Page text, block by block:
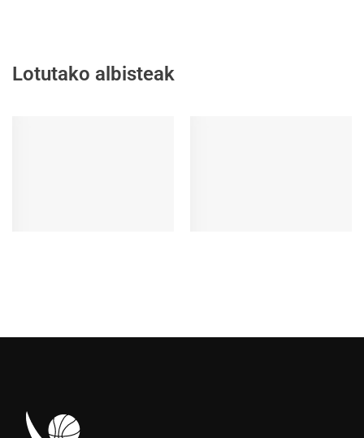
Lotutako albisteak